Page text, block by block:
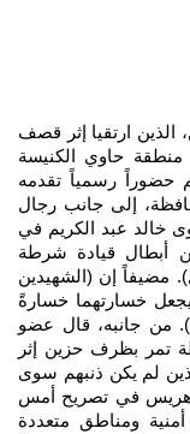
ارتقيا إثر قصف
حاوي الكنيسة
حضوراً رسمياً تقدمه
إلى جانب رجال
خالد عبد الكريم في
أبطال قيادة شرطة
مضيفاً إن (الشهيدين
خسارتهما خسارةً
من جانبه، قال عضو
تمر بظرف حزين إثر
لم يكن ذنبهم سوى
هريس في تصريح أمس
ومناطق متعددة